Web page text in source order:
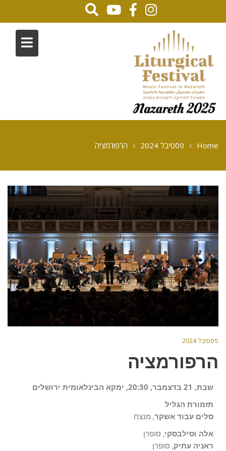
Home פסטיבל 2024 הרפורמציה
פסטיבל 2024
הרפורמציה
שבת, 21 בדצמבר, 20:30, ימקא הבינלאומית ירושלים
תזמורת הגליל
סלים עבוד אשקר, מנצח
אלה וסילבסקי, סופרן
ראניה עתיק, סופרן